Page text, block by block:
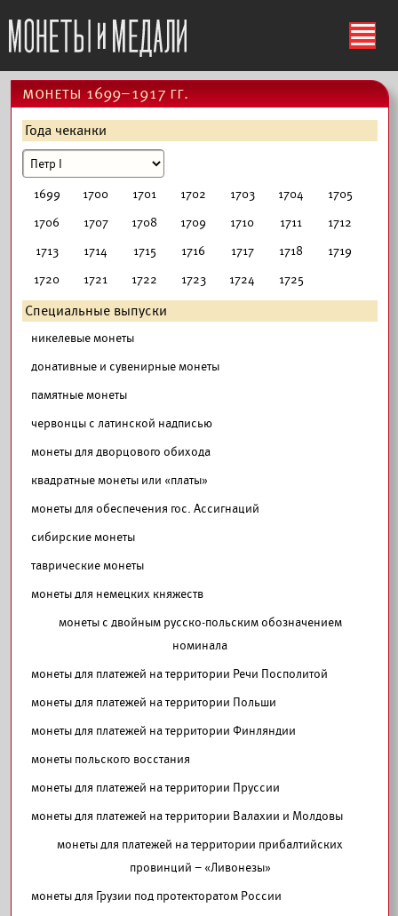
ś
монеты 1699–1917 гг.
Года чеканки
1699 1700 1701 1702 1703 1704
1705
1706
1707 1708 1709 1710 1711
1712
1713
1714 1715 1716 1717 1718
1719
1720
1721 1722 1723 1724 1725
Специальные выпуски
никелевые монеты
донативные и сувенирные монеты
памятные монеты
червонцы с латинской надписью
монеты для дворцового обихода
квадратные монеты или «платы»
монеты для обеспечения гос. Ассигнаций
сибирские монеты
таврические монеты
монеты для немецких княжеств
монеты с двойным русско-польским обозначением
номинала
монеты для платежей на территории Речи Посполитой
монеты для платежей на территории Польши
монеты для платежей на территории Финляндии
монеты польского восстания
монеты для платежей на территории Пруссии
монеты для платежей на территории Валахии и Молдовы
монеты для платежей на территории прибалтийских
провинций – «Ливонезы»
монеты для Грузии под протекторатом России